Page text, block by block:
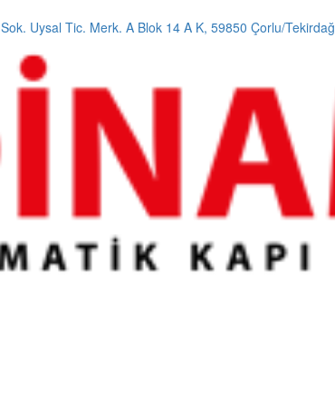
Uysal Tic. Merk. A Blok 14 A K, 59850 Çorlu/Tekirdağ